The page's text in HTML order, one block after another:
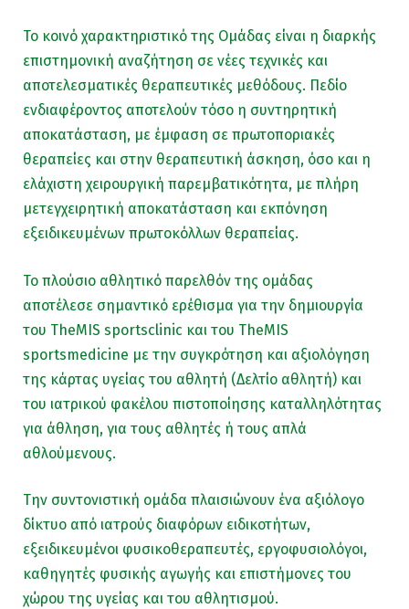
Το κοινό χαρακτηριστικό της Ομάδας είναι η διαρκής
επιστημονική αναζήτηση σε νέες τεχνικές και
αποτελεσματικές θεραπευτικές μεθόδους. Πεδίο
ενδιαφέροντος αποτελούν τόσο η συντηρητική
αποκατάσταση, με έμφαση σε πρωτοποριακές
θεραπείες και στην θεραπευτική άσκηση, όσο και η
ελάχιστη χειρουργική παρεμβατικότητα, με πλήρη
μετεγχειρητική αποκατάσταση και εκπόνηση
εξειδικευμένων πρωτοκόλλων θεραπείας.
Το πλούσιο αθλητικό παρελθόν της ομάδας
αποτέλεσε σημαντικό ερέθισμα για την δημιουργία
του TheMIS sportsclinic και του TheMIS
sportsmedicine με την συγκρότηση και αξιολόγηση
της κάρτας υγείας του αθλητή (Δελτίο αθλητή) και
του ιατρικού φακέλου πιστοποίησης καταλληλότητας
για άθληση, για τους αθλητές ή τους απλά
αθλούμενους.
Την συντονιστική ομάδα πλαισιώνουν ένα αξιόλογο
δίκτυο από ιατρούς διαφόρων ειδικοτήτων,
εξειδικευμένοι φυσικοθεραπευτές, εργοφυσιολόγοι,
καθηγητές φυσικής αγωγής και επιστήμονες του
χώρου της υγείας και του αθλητισμού.